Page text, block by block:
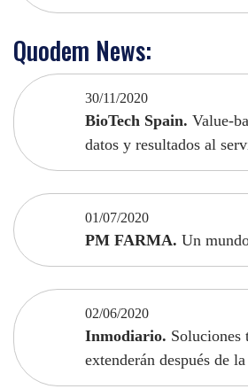
Quodem News:
30/11/2020
BioTech Spain. Value-
datos y resultados al
01/07/2020
PM FARMA. Un
02/06/2020
Inmodiario. Soluciones
extenderán después de